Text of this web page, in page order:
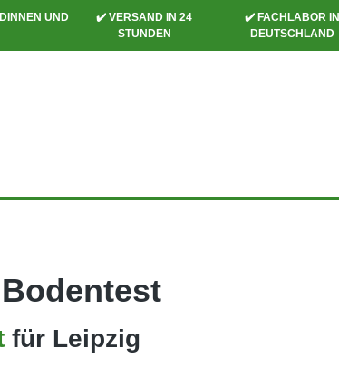
UND
✔️ VERSAND IN 24
STUNDEN
✔️ FACHLABOR IN
DEUTSCHLAND
für Leipzig